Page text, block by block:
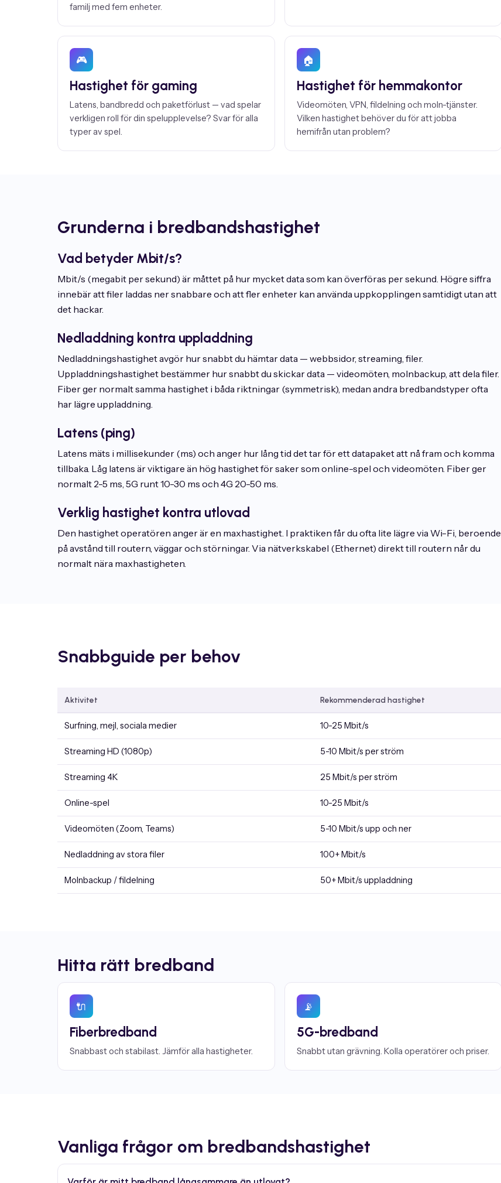
familj med fem enheter.
🎮
Hastighet för gaming
Latens, bandbredd och paketförlust — vad spelar
verkligen roll för din spelupplevelse? Svar för alla
typer av spel.
🏠
Hastighet för hemmakontor
Videomöten, VPN, fildelning och moln-tjänster.
Vilken hastighet behöver du för att jobba
hemifrån utan problem?
Grunderna i bredbandshastighet
Vad betyder Mbit/s?
Mbit/s (megabit per sekund) är måttet på hur mycket data som kan överföras per sekund. Högre siffra
innebär att filer laddas ner snabbare och att fler enheter kan använda uppkopplingen samtidigt utan att
det hackar.
Nedladdning kontra uppladdning
Nedladdningshastighet avgör hur snabbt du hämtar data — webbsidor, streaming, filer.
Uppladdningshastighet bestämmer hur snabbt du skickar data — videomöten, molnbackup, att dela filer.
Fiber ger normalt samma hastighet i båda riktningar (symmetrisk), medan andra bredbandstyper ofta
har lägre uppladdning.
Latens (ping)
Latens mäts i millisekunder (ms) och anger hur lång tid det tar för ett datapaket att nå fram och komma
tillbaka. Låg latens är viktigare än hög hastighet för saker som online-spel och videomöten. Fiber ger
normalt 2-5 ms, 5G runt 10-30 ms och 4G 20-50 ms.
Verklig hastighet kontra utlovad
Den hastighet operatören anger är en maxhastighet. I praktiken får du ofta lite lägre via Wi-Fi, beroende
på avstånd till routern, väggar och störningar. Via nätverkskabel (Ethernet) direkt till routern når du
normalt nära maxhastigheten.
Snabbguide per behov
Aktivitet Rekommenderad hastighet
Surfning, mejl, sociala medier 10-25 Mbit/s
Streaming HD (1080p) 5-10 Mbit/s per ström
Streaming 4K 25 Mbit/s per ström
Online-spel 10-25 Mbit/s
Videomöten (Zoom, Teams) 5-10 Mbit/s upp och ner
Nedladdning av stora filer 100+ Mbit/s
Molnbackup / fildelning 50+ Mbit/s uppladdning
Hitta rätt bredband
🔌
Fiberbredband
Snabbast och stabilast. Jämför alla hastigheter.
📡
5G-bredband
Snabbt utan grävning. Kolla operatörer och priser.
Vanliga frågor om bredbandshastighet